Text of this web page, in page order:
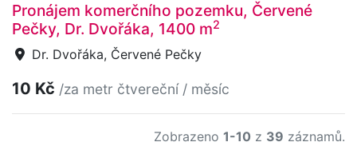
Pronájem komerčního pozemku, Červené
Pečky, Dr. Dvořáka, 1400 m2
Dr. Dvořáka, Červené Pečky
10 Kč /za metr čtvereční / měsíc
Zobrazeno 1-10 z 39 záznamů.